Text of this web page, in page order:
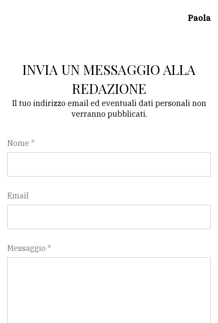
Ricerca
LE
PRIVACY
Paola
INVIA UN MESSAGGIO ALLA
REDAZIONE
Il tuo indirizzo email ed eventuali dati personali non
verranno pubblicati.
Nome *
Email
Messaggio *